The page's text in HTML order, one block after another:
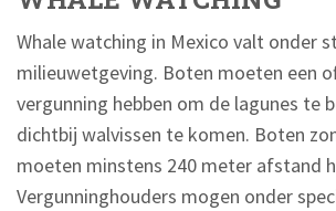
Whale watching in Mexico valt onder
milieuwetgeving. Boten moeten een
vergunning hebben om de lagunes te
dichtbij walvissen te komen. Boten
moeten minstens 240 meter afstand
Vergunninghouders mogen onder